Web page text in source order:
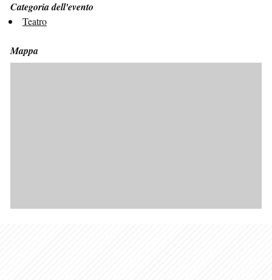
Categoria dell'evento
Teatro
Mappa